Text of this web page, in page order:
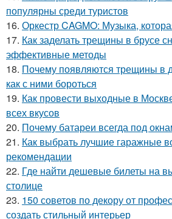
популярны среди туристов
16. Оркестр CAGMO: Музыка,
17. Как заделать трещины в брусе
эффективные методы
18. Почему появляются трещины в
как с ними бороться
19. Как провести выходные в
всех вкусов
20. Почему батареи всегда под
21. Как выбрать лучшие гаражные
рекомендации
22. Где найти дешевые билеты на
столице
23. 150 советов по декору от
создать стильный интерьер